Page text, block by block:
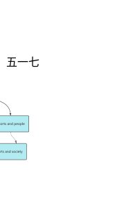
五一七